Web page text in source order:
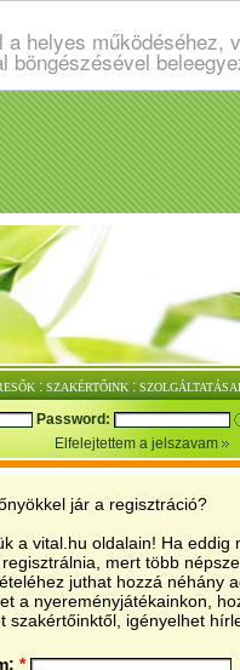
helyes
böngészésével
: SZAKÉRTŐINK :
Password:
Elfelejtettem a jelszavam
jár a regisztráció?
a vital.hu oldalain! Ha eddig
mert több
juthat hozzá néhány
a nyereményjátékainkon,
szakértőinktől, igényelhet
*